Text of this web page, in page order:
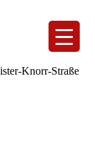
Knorr-Straße